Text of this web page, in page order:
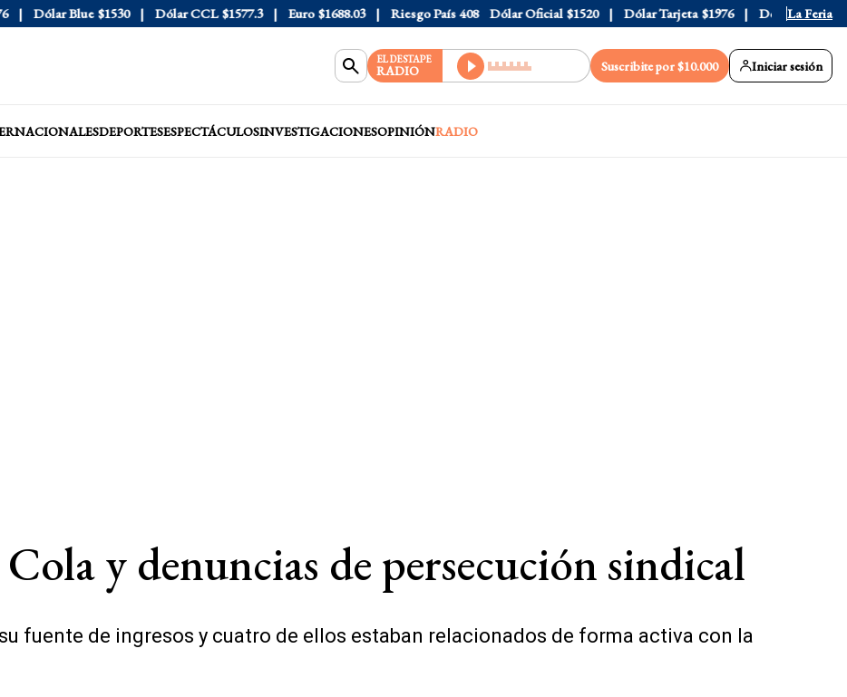
Dólar Blue $1530 Dólar CCL $1577.3 Euro $1688.03 Riesgo País 408 Dólar Oficial $1520 Dólar Tarjeta $1976 Dólar Blue $1530
La Feria
EL DESTAPE
RADIO Suscribite por $10.000 Iniciar sesión
DEPORTESESPECTÁCULOSINVESTIGACIONESOPINIÓNRADIO
y denuncias de persecución sindical
fuente de ingresos y cuatro de ellos estaban relacionados de forma activa con la